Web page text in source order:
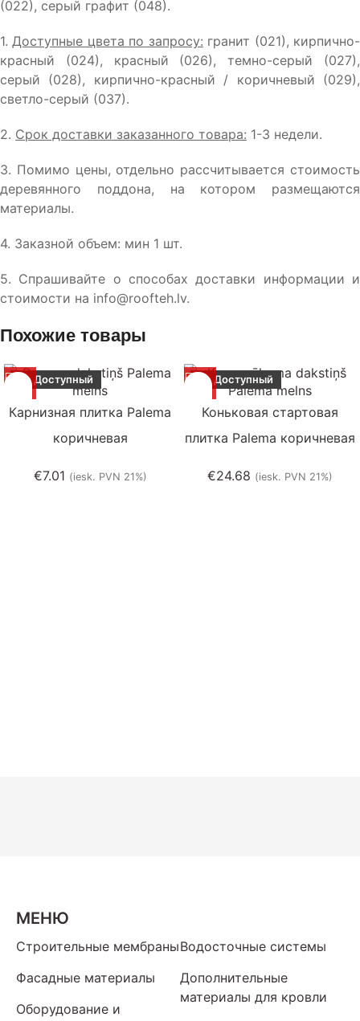
(022), серый графит (048).
1. Доступные цвета по запросу: гранит (021), кирпично-
красный (024), красный (026), темно-серый (027),
серый (028), кирпично-красный / коричневый (029),
светло-серый (037).
2. Срок доставки заказанного товара: 1-3 недели.
3. Помимо цены, отдельно рассчитывается стоимость
деревянного поддона, на котором размещаются
материалы.
4. Заказной объем: мин 1 шт.
5. Спрашивайте о способах доставки информации и
стоимости на info@roofteh.lv.
Похожие товары
Доступный
Карнизная плитка Palema
коричневая
€7.01 (iesk. PVN 21%)
Доступный
Коньковая стартовая
плитка Palema коричневая
€24.68 (iesk. PVN 21%)
МЕНЮ
Строительные мембраны
Фасадные материалы
Оборудование и
Водосточные системы
Дополнительные
материалы для кровли